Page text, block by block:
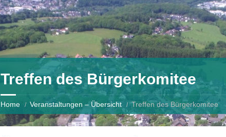
Treffen des Bürgerkomitee
Home Veranstaltungen – Übersicht Treffen des Bürgerkomitee